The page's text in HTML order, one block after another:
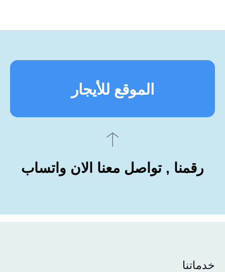
الموقع للأيجار
رقمنا , تواصل معنا الان واتساب
خدماتنا